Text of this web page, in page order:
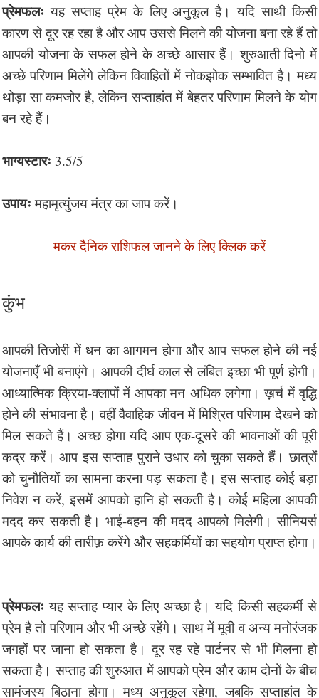
प्रेमफलः यह सप्ताह प्रेम के लिए अनुकूल है। यदि साथी किसी
कारण से दूर रह रहा है और आप उससे मिलने की योजना बना रहे हैं तो
आपकी योजना के सफल होने के अच्छे आसार हैं। शुरुआती दिनो में
अच्छे परिणाम मिलेंगे लेकिन विवाहितों में नोकझोक सम्भावित है। मध्य
थोड़ा सा कमजोर है, लेकिन सप्ताहांत में बेहतर परिणाम मिलने के योग
बन रहे हैं।
भाग्यस्टारः 3.5/5
उपायः महामृत्युंजय मंत्र का जाप करें।
मकर दैनिक राशिफल जानने के लिए क्लिक करें
कुंभ
आपकी तिजोरी में धन का आगमन होगा और आप सफल होने की नई
योजनाएँ भी बनाएंगे। आपकी दीर्घ काल से लंबित इच्छा भी पूर्ण होगी।
आध्यात्मिक क्रिया-क्लापों में आपका मन अधिक लगेगा। ख़र्च में वृद्धि
होने की संभावना है। वहीं वैवाहिक जीवन में मिश्रित परिणाम देखने को
मिल सकते हैं। अच्छ होगा यदि आप एक-दूसरे की भावनाओं की पूरी
कद्र करें। आप इस सप्ताह पुराने उधार को चुका सकते हैं। छात्रों
को चुनौतियों का सामना करना पड़ सकता है। इस सप्ताह कोई बड़ा
निवेश न करें, इसमें आपको हानि हो सकती है। कोई महिला आपकी
मदद कर सकती है। भाई-बहन की मदद आपको मिलेगी। सीनियर्स
आपके कार्य की तारीफ़ करेंगे और सहकर्मियों का सहयोग प्राप्त होगा।
प्रेमफलः यह सप्ताह प्यार के लिए अच्छा है। यदि किसी सहकर्मी से
प्रेम है तो परिणाम और भी अच्छे रहेंगे। साथ में मूवी व अन्य मनोरंजक
जगहों पर जाना हो सकता है। दूर रह रहे पार्टनर से भी मिलना हो
सकता है। सप्ताह की शुरुआत में आपको प्रेम और काम दोनों के बीच
सामंजस्य बिठाना होगा। मध्य अनुकूल रहेगा, जबकि सप्ताहांत के